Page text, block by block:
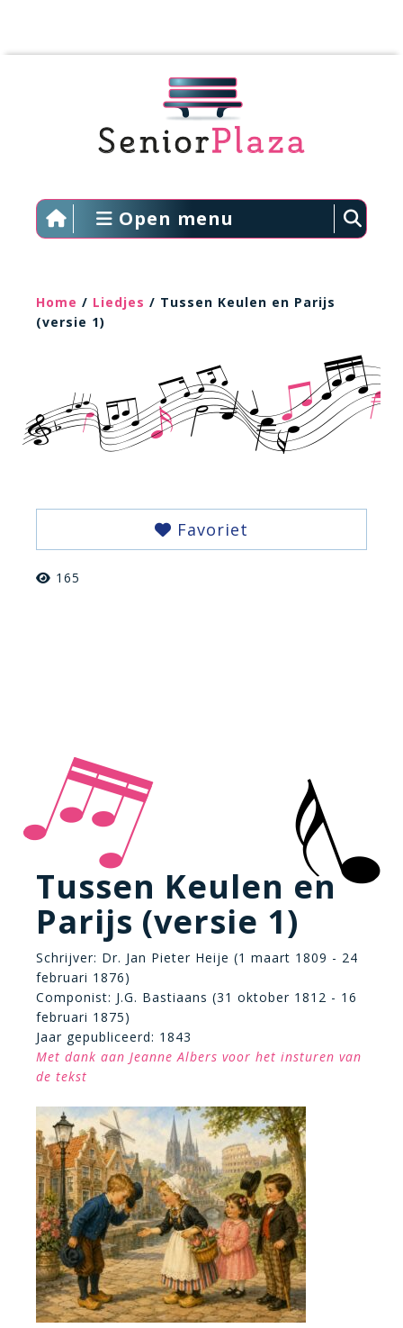
Open menu
Home / Liedjes / Tussen Keulen en Parijs
(versie 1)
Favoriet
165
Tussen Keulen en
Parijs (versie 1)
Schrijver: Dr. Jan Pieter Heije (1 maart 1809 - 24
februari 1876)
Componist: J.G. Bastiaans (31 oktober 1812 - 16
februari 1875)
Jaar gepubliceerd: 1843
Met dank aan Jeanne Albers voor het insturen van
de tekst